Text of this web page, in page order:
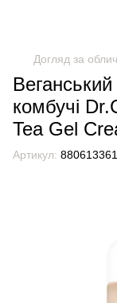
Догляд за
комбучі
Tea Gel
Артикул: